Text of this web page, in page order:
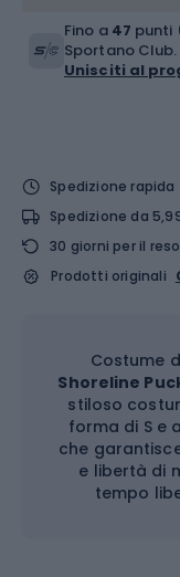
Fino a 47 punti
Sportano Club.
Unisciti al
Spedizione rapida
Spedizione da
30 giorni per il reso
Prodotti originali
Costume
Shoreline
stiloso
forma di S e
che
e libertà di
tempo